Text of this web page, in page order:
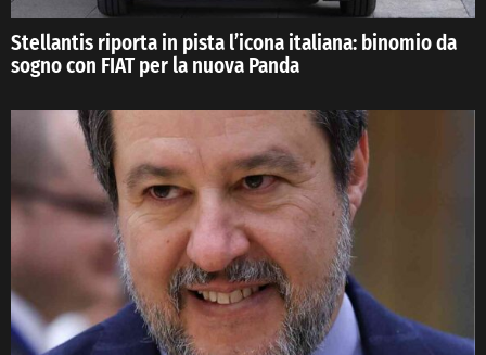
Stellantis riporta in pista l’icona italiana: binomio da
sogno con FIAT per la nuova Panda